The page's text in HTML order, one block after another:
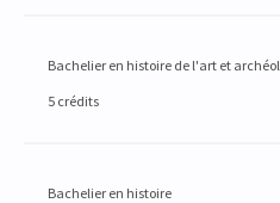
Bachelier en histoire de l'art et
5 crédits
Bachelier en histoire